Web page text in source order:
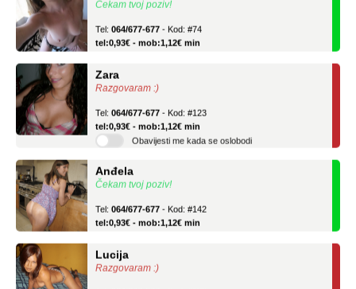
tel:0,93€ - mob:1,12€ min
Razgovaram :)
tel:0,93€ - mob:1,12€ min
Obavijesti me kada se oslobodi
Čekam tvoj poziv!
tel:0,93€ - mob:1,12€ min
Razgovaram :)